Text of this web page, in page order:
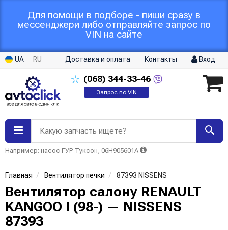
Для помощи в подборе - пиши сразу в
мессенджери либо отправляйте запрос по
VIN на сайте
UA RU Доставка и оплата Контакты Вход
(068) 344-33-46
Запрос по VIN
Какую запчасть ищете?
Например: насос ГУР Туксон, 06H905601A
Главная Вентилятор печки 87393 NISSENS
Вентилятор салону RENAULT
KANGOO I (98-) — NISSENS
87393